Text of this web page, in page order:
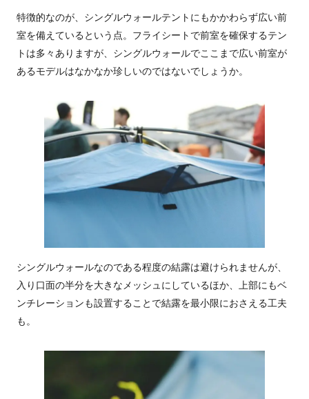
特徴的なのが、シングルウォールテントにもかかわらず広い前
室を備えているという点。フライシートで前室を確保するテン
トは多々ありますが、シングルウォールでここまで広い前室が
あるモデルはなかなか珍しいのではないでしょうか。
シングルウォールなのである程度の結露は避けられませんが、
入り口面の半分を大きなメッシュにしているほか、上部にもベ
ンチレーションも設置することで結露を最小限におさえる工夫
も。